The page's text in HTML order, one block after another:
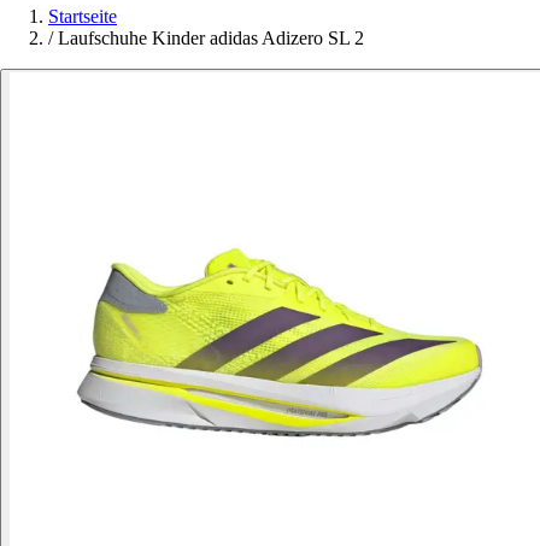
Startseite
/ Laufschuhe Kinder adidas Adizero SL 2